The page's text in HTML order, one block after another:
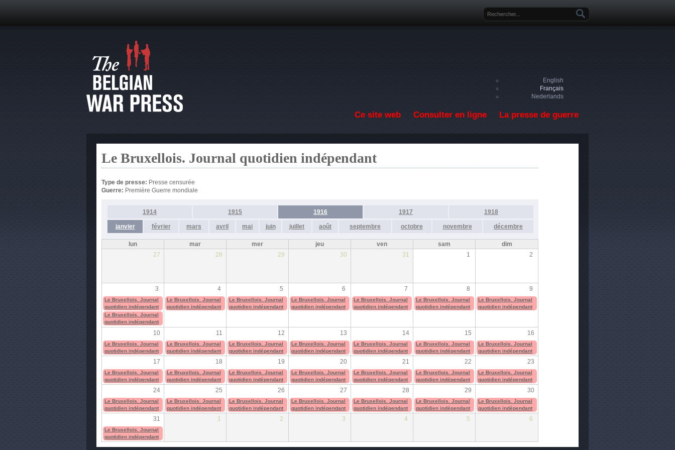
Formulaire de recherche
English
Français
Nederlands
Ce site web Consulter en ligne La presse de guerre
Le Bruxellois. Journal quotidien indépendant
Type de presse: Presse censurée
Guerre: Première Guerre mondiale
1914 1915 1916 1917 1918
janvier février mars avril mai juin juillet août septembre octobre novembre décembre
lun mar mer jeu ven sam
dim
27
28 29 30 31 1 2
3 4 5 6 7 8 9
Le Bruxellois. Journal
quotidien indépendant
Le Bruxellois. Journal
quotidien indépendant
Le Bruxellois. Journal
quotidien indépendant
Le Bruxellois. Journal
quotidien indépendant
Le Bruxellois. Journal
quotidien indépendant
Le Bruxellois. Journal
quotidien indépendant
Le Bruxellois. Journal
quotidien indépendant
Le Bruxellois. Journal
quotidien indépendant
10 11 12 13 14 15 16
Le Bruxellois. Journal
quotidien indépendant
Le Bruxellois. Journal
quotidien indépendant
Le Bruxellois. Journal
quotidien indépendant
Le Bruxellois. Journal
quotidien indépendant
Le Bruxellois. Journal
quotidien indépendant
Le Bruxellois. Journal
quotidien indépendant
Le Bruxellois. Journal
quotidien indépendant
17 18 19 20 21 22 23
Le Bruxellois. Journal
quotidien indépendant
Le Bruxellois. Journal
quotidien indépendant
Le Bruxellois. Journal
quotidien indépendant
Le Bruxellois. Journal
quotidien indépendant
Le Bruxellois. Journal
quotidien indépendant
Le Bruxellois. Journal
quotidien indépendant
Le Bruxellois. Journal
quotidien indépendant
24 25 26 27 28 29 30
Le Bruxellois. Journal
quotidien indépendant
Le Bruxellois. Journal
quotidien indépendant
Le Bruxellois. Journal
quotidien indépendant
Le Bruxellois. Journal
quotidien indépendant
Le Bruxellois. Journal
quotidien indépendant
Le Bruxellois. Journal
quotidien indépendant
Le Bruxellois. Journal
quotidien indépendant
31 1 2 3 4 5 6
Le Bruxellois. Journal
quotidien indépendant